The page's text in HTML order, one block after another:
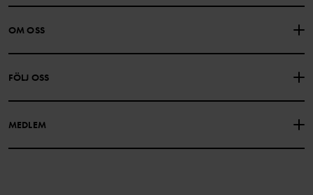
KONTAKTA OSS
PRESENTKORTSALDO KÖPVILLKOR
INTEGRITETSPOLICY
OM OSS
FÖLJ OSS
MEDLEM